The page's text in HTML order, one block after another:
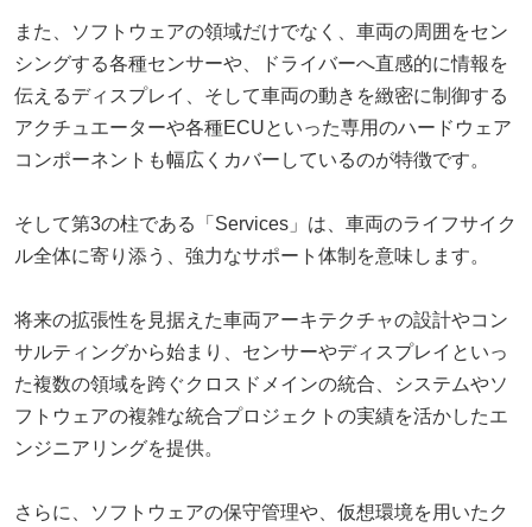
また、ソフトウェアの領域だけでなく、車両の周囲をセン
シングする各種センサーや、ドライバーへ直感的に情報を
伝えるディスプレイ、そして車両の動きを緻密に制御する
アクチュエーターや各種ECUといった専用のハードウェア
コンポーネントも幅広くカバーしているのが特徴です。
そして第3の柱である「Services」は、車両のライフサイク
ル全体に寄り添う、強力なサポート体制を意味します。
将来の拡張性を見据えた車両アーキテクチャの設計やコン
サルティングから始まり、センサーやディスプレイといっ
た複数の領域を跨ぐクロスドメインの統合、システムやソ
フトウェアの複雑な統合プロジェクトの実績を活かしたエ
ンジニアリングを提供。
さらに、ソフトウェアの保守管理や、仮想環境を用いたク